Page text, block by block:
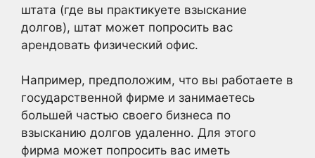
штата (где вы практикуете взыскание
долгов), штат может попросить вас
арендовать физический офис.
Например, предположим, что вы работаете в
государственной фирме и занимаетесь
большей частью своего бизнеса по
взысканию долгов удаленно. Для этого
фирма может попросить вас иметь